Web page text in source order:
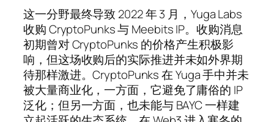
这一分野最终导致 2022 年 3 月，Yuga Labs
收购 CryptoPunks 与 Meebits IP。收购消息
初期曾对 CryptoPunks 的价格产生积极影
响，但这场收购后的实际推进并未如外界期
待那样激进。CryptoPunks 在 Yuga 手中并未
被大量商业化，一方面，它避免了庸俗的 IP
泛化；但另一方面，也未能与 BAYC 一样建